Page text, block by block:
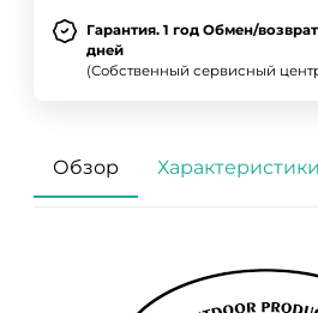
Гарантия. 1 год Обмен/
дней
(Собственный сервисный
Обзор Характеристики